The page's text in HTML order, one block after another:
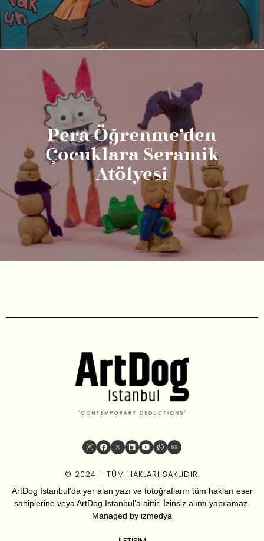
Pera Öğrenme’den
Çocuklara Seramik
Atölyesi
© 2024 - TÜM HAKLARI SAKLIDIR.
ArtDog Istanbul’da yer alan yazı ve fotoğrafların tüm hakları eser
sahiplerine veya ArtDog Istanbul’a aittir. İzinsiz alıntı yapılamaz.
Managed by izmedya